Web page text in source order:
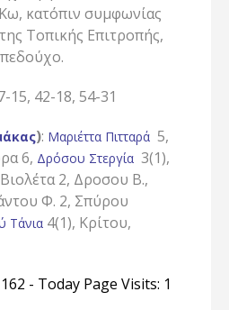
κατόπιν συμφωνίας
Τοπικής Επιτροπής,
15, 42-18, 54-31
): Μαριέττα Πιτταρά 5,
6, Δρόσου Στεργία 3(1),
2, Δροσου Β.,
Φ. 2, Σπύρου
Τάνια 4(1), Κρίτου,
- Today Page Visits: 1